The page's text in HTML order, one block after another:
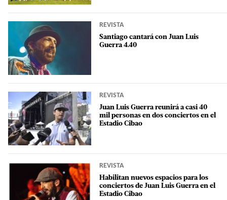
REVISTA
Santiago cantará con Juan Luis
Guerra 4.40
REVISTA
Juan Luis Guerra reunirá a casi 40
mil personas en dos conciertos en el
Estadio Cibao
REVISTA
Habilitan nuevos espacios para los
conciertos de Juan Luis Guerra en el
Estadio Cibao